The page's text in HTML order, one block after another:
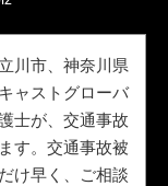
川市、神奈川県
ャストグローバ
士が、交通事故
す。交通事故被
け早く、ご相談